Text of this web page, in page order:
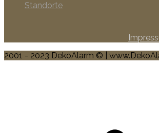
Standorte
2001 - 2023 DekoAlarm © |